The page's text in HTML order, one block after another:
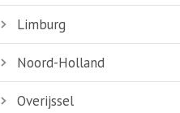
Limburg
Noord-Holland
Overijssel